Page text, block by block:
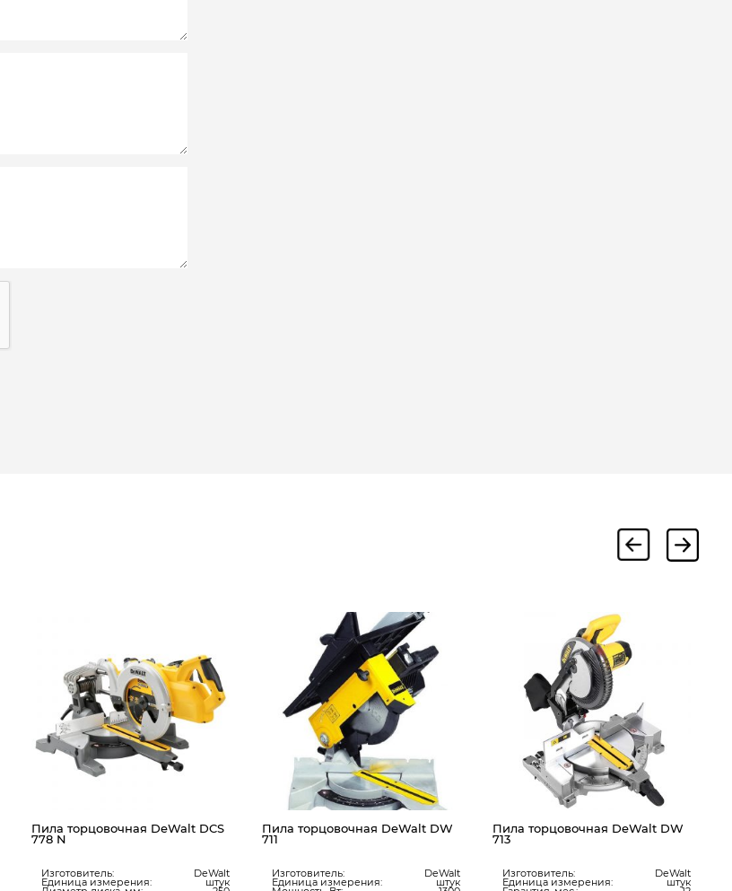
Пила торцовочная DeWalt DCS
778 N
Изготовитель: DeWalt
Единица измерения: штук
Пила торцовочная DeWalt DW
711
Изготовитель: DeWalt
Единица измерения: штук
Пила торцовочная DeWalt DW
713
Изготовитель: DeWalt
Единица измерения: штук